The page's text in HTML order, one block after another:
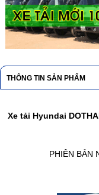
THÔNG TIN SẢN PHẨM
Xe tải Hyundai
PHIÊN BẢN